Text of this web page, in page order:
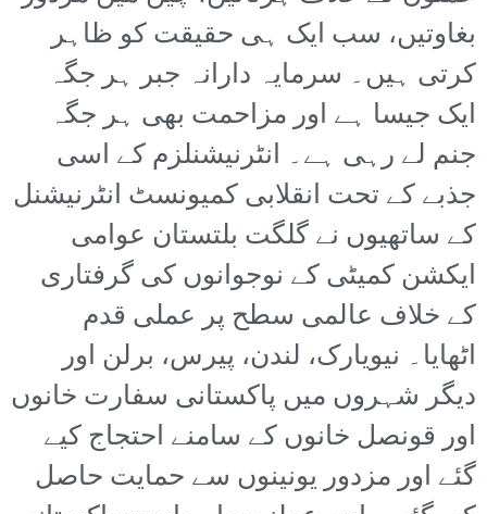
بغاوتیں، سب ایک ہی حقیقت کو ظاہر
کرتی ہیں۔ سرمایہ دارانہ جبر ہر جگہ
ایک جیسا ہے اور مزاحمت بھی ہر جگہ
جنم لے رہی ہے۔ انٹرنیشنلزم کے اسی
جذبے کے تحت انقلابی کمیونسٹ انٹرنیشنل
کے ساتھیوں نے گلگت بلتستان عوامی
ایکشن کمیٹی کے نوجوانوں کی گرفتاری
کے خلاف عالمی سطح پر عملی قدم
اٹھایا۔ نیویارک، لندن، پیرس، برلن اور
دیگر شہروں میں پاکستانی سفارت خانوں
اور قونصل خانوں کے سامنے احتجاج کیے
گئے اور مزدور یونینوں سے حمایت حاصل